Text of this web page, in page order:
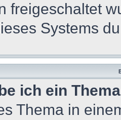
freigeschaltet
Systems
ich ein
Thema in